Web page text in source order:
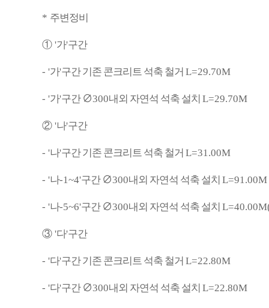
* 주변정비
① '가'구간
- '가'구간 기존 콘크리트 석축 철거 L=29.70M
- '가'구간 ∅300내외 자연석 석축 설치 L=29.70M
② '나'구간
- '나'구간 기존 콘크리트 석축 철거 L=31.00M
- '나-1~4'구간 ∅300내외 자연석 석축 설치 L=91.00M
- '나-5~6'구간 ∅300내외 자연석 석축 설치
③ '다'구간
- '다'구간 기존 콘크리트 석축 철거 L=22.80M
- '다'구간 ∅300내외 자연석 석축 설치 L=22.80M